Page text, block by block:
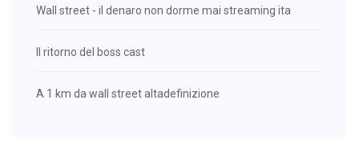
Wall street - il denaro non dorme mai streaming ita
Il ritorno del boss cast
A 1 km da wall street altadefinizione